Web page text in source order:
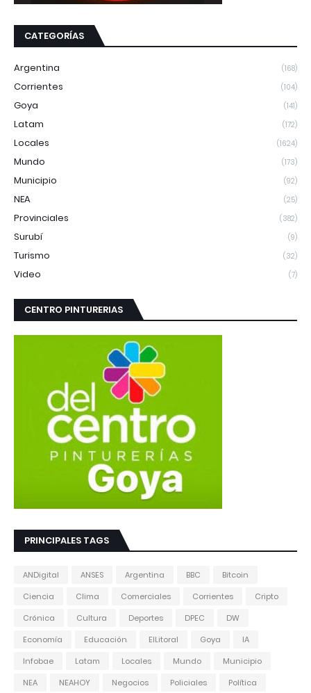
CATEGORÍAS
Argentina (168)
Corrientes (104)
Goya (141)
Latam (172)
Locales (1624)
Mundo (173)
Municipio (92)
NEA (25)
Provinciales (382)
Surubí (9)
Turismo (32)
Video (7)
CENTRO PINTURERIAS
PRINCIPALES TAGS
ANDigital ANSES Argentina BBC
Bitcoin
Ciencia
Clima Comerciales Corrientes
Cripto
Crónica
Cultura Deportes DPEC
DW
Economía
Educación ElLitoral Goya
IA
Infobae
Latam Locales Mundo
Municipio
NEA
NEAHOY Negocios Policiales
Política